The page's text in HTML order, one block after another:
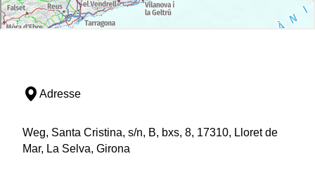
Adresse
Weg, Santa Cristina, s/n, B, bxs, 8, 17310, Lloret de
Mar, La Selva, Girona